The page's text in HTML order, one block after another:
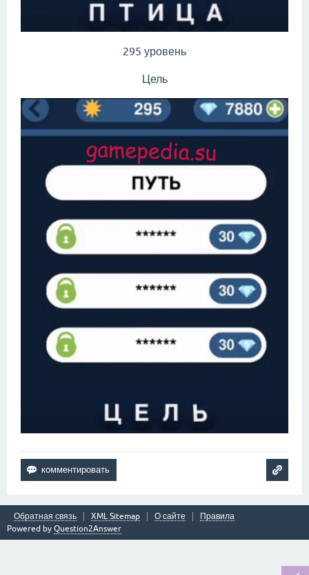
295 уровень
Цель
Обратная связь XML Sitemap О сайте
Правила
Powered by Question2Answer